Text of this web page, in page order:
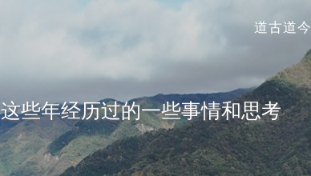
道古道今
这些年经历过的一些事情和思考